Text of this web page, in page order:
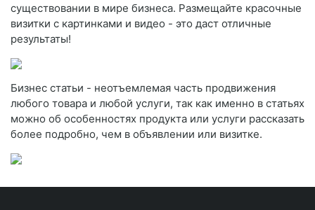
существовании в мире бизнеса. Размещайте красочные
визитки с картинками и видео - это даст отличные
результаты!
Бизнес статьи - неотъемлемая часть продвижения
любого товара и любой услуги, так как именно в статьях
можно об особенностях продукта или услуги рассказать
более подробно, чем в объявлении или визитке.